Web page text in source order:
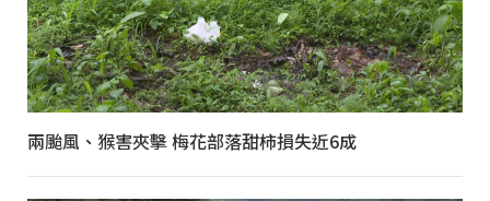
兩颱風、猴害夾擊 梅花部落甜柿損失近6成